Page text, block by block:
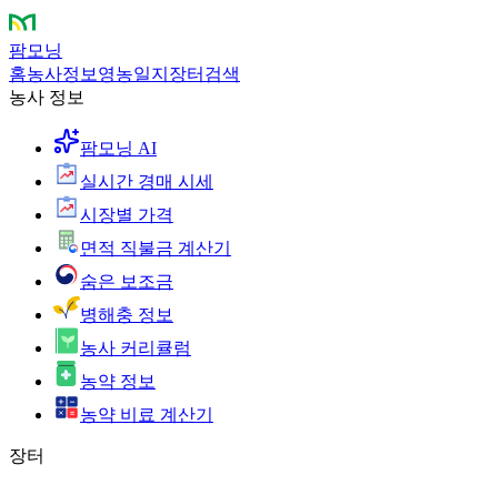
팜모닝
홈농사정보 영농일지 장터 검색
농사 정보
팜모닝 AI
실시간 경매 시세
시장별 가격
면적 직불금 계산기
숨은 보조금
병해충 정보
농사 커리큘럼
농약 정보
농약 비료 계산기
장터